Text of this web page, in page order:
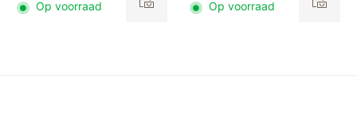
Op voorraad
Op voorraad